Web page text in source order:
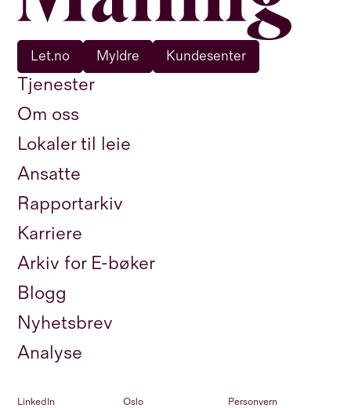
Tjenester
Om oss
Lokaler til leie
Ansatte
Rapportarkiv
Karriere
Arkiv for E-bøker
Blogg
Nyhetsbrev
Analyse
LinkedIn Oslo Personvern
Let.no Myldre Kundesenter